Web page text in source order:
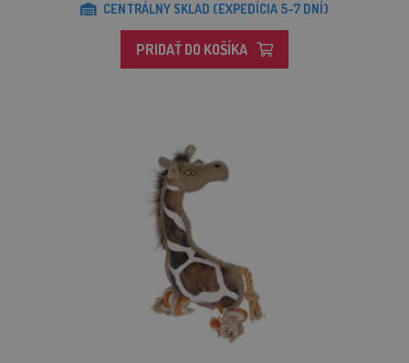
CENTRÁLNY SKLAD (EXPEDÍCIA 5-7 DNÍ)
PRIDAŤ DO KOŠÍKA